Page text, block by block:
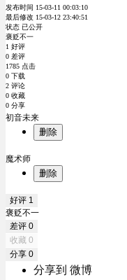
发布时间 15-03-11 00:03:10
最后修改 15-03-12 23:40:51
状态 已公开
褒贬不一
1 好评
0 差评
1785 点击
0 下载
2 评论
0 收藏
0 分享
初音未来
删除
魔术师
删除
好评 1
褒贬不一
差评 0
收藏 0
分享 0
分享到 微博